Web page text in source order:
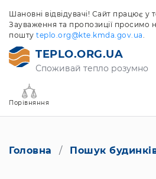
Шановні відвідувачі! Сайт працює у
Зауваження та пропозиції просимо
пошту teplo.org@kte.kmda.gov.ua.
TEPLO.ORG.UA
Споживай тепло розумно
Порівняння
Головна Пошук